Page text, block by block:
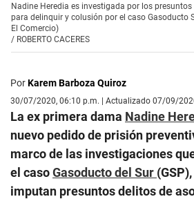
Nadine Heredia es investigada por los
para delinquir y colusión por el caso Gasoducto
El Comercio)
/ ROBERTO CACERES
PorKarem Barboza Quiroz
30/07/2020, 06:10 p.m. | Actualizado 07/09/
La ex primera dama Nadine
nuevo pedido de prisión
marco de las investigaciones
el casoGasoducto del Sur
imputan presuntos delitos de